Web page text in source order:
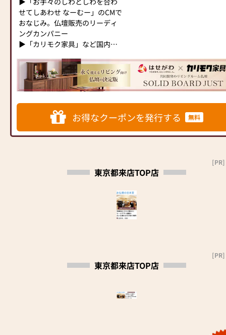
だけるような耐久性のある商品
を取り扱っておりますので、安
心してお買い物をお楽しみいた
だけます。
ご要望に丁寧にお応えいたしま
す。お仏壇や仏具に関するご質
問やご相談にも親身にお答え
先に考え、心からのおもてなし
を提供いたします。
お仏壇のはせがわでは、お客様
ひ一度、当店にお越しくださ
仏具をご覧いただけます。スタ
ッフ一同、心よりお待ちしてお
お位牌、進物線香、線香、ロー
ソク、等の小物、手元供養品も
数多く展示しております!!
⭐⭐⭐当店にてお仏壇をご購入の
お客様に限り、古いお仏壇のお
※本広告期間中にお仏壇ご購入
のお客様。但しお仏壇のお引取
り地域、お仏壇サイズによって
ございます。
是非一度、ご覧になって下さ
い!!
＝＝＝＝＝＝＝＝＝＝＝＝＝＝
価！オリジナル商品も多数展示
仏壇」「伝統工芸仏壇」「唐木
「仏事コーディネーター」まで
ただ、心の中で願うだけでは、
やりきれない寂しさが残ること
もある。そんなとき、「まなか
のお位牌・お仏壇」を介して、
今日も同じ空間に変わらずあの
人がいてくれると思えること。
その存在を感じられることで、
私たちの心は穏やかな慈しみの
気持ちで満たされます。
慌ただしい日々の中で、ふと足
を止めて、大切な誰かと心を通
わせられる。目の前の人を想
うことなのだと思います。
「祈りの道具屋まなか」を通じ
て、人を想うそれぞれの暮らし
が続いていくようにと願ってい
せてしあわせ なーむー」のCMで
おなじみ。仏壇販売のリーディ
ングカンパニー
▶「カリモク家具」など国内家
ンテリアにマッチするお仏壇を
展開
リットと東証上場の信頼。創業
以来、親切・丁寧な説明と対応
を心がけ、年間約25,000基のお
では、さまざまな供養（対話の
ります。ご自身、ご家族にあっ
た供養の形について、迷うこと
や、お困りのことなどございま
す。1,000種類以上の組み合わせ
お得なクーポンを発行する 無料
東京都来店TOP店
[PR]
東京都来店TOP店
[PR]